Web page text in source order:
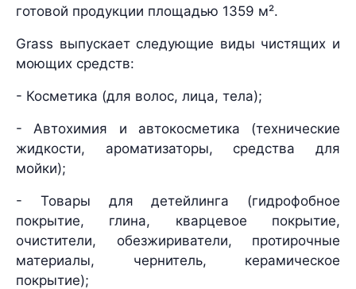
готовой продукции площадью 1359 м².
Grass выпускает следующие виды чистящих и
моющих средств:
- Косметика (для волос, лица, тела);
- Автохимия и автокосметика (технические
жидкости, ароматизаторы, средства для
мойки);
- Товары для детейлинга (гидрофобное
покрытие, глина, кварцевое покрытие,
очистители, обезжириватели, протирочные
материалы, чернитель, керамическое
покрытие);